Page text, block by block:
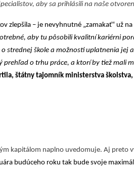
aby sa prihlásili na naše
zlepšila – je nevyhnutné „zamakať“ už na
aby tu pôsobili kvalitní kariérni
strednej škole a možnosti uplatnenia jej
o trhu práce, a ktorí by tiež mali
štátny tajomník ministerstva
kapitálom naplno uvedomuje. Aj preto
budúceho roku tak bude svoje